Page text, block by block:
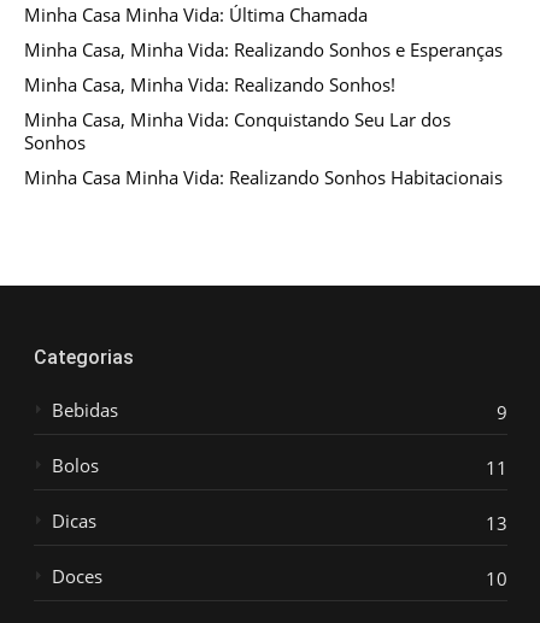
Minha Casa Minha Vida: Última Chamada
Minha Casa, Minha Vida: Realizando Sonhos e Esperanças
Minha Casa, Minha Vida: Realizando Sonhos!
Minha Casa, Minha Vida: Conquistando Seu Lar dos
Sonhos
Minha Casa Minha Vida: Realizando Sonhos Habitacionais
Categorias
Bebidas 9
Bolos 11
Dicas 13
Doces 10